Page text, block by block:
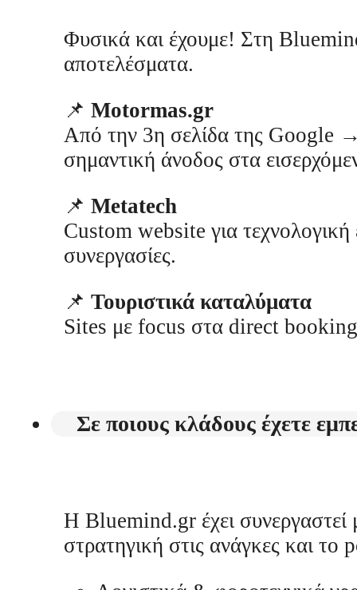
Φυσικά και έχουμε! Στη
αποτελέσματα.
📌 Motormas.gr
Από την 3η σελίδα της Google
σημαντική άνοδος στα
📌 Metatech
Custom website για
συνεργασίες.
📌 Τουριστικά καταλύματα
Sites με focus στα direct
Σε ποιους κλάδους έχετε
Η Bluemind.gr έχει συνεργαστεί
στρατηγική στις ανάγκες και